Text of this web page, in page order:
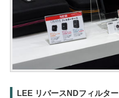
LEE リバースNDフィルター